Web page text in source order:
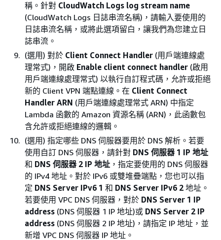
稱。針對 CloudWatch Logs log stream name
(CloudWatch Logs 日誌串流名稱)，請輸入要使用的
日誌串流名稱，或將此選項留白，讓我們為您建立日
誌串流。
(選用) 對於 Client Connect Handler (用戶端連線處
理常式)，開啟 Enable client connect handler (啟用
用戶端連線處理常式) 以執行自訂程式碼，允許或拒絕
新的 Client VPN 端點連線。在 Client Connect
Handler ARN (用戶端連線處理常式 ARN) 中指定
Lambda 函數的 Amazon 資源名稱 (ARN)，此函數包
含允許或拒絕連線的邏輯。
(選用) 指定哪些 DNS 伺服器要用於 DNS 解析。若要
使用自訂 DNS 伺服器，請針對 DNS 伺服器 1 IP 地址
和 DNS 伺服器 2 IP 地址 ，指定要使用的 DNS 伺服器
的 IPv4 地址。對於 IPv6 或雙堆疊端點，您也可以指
定 DNS Server IPv6 1 和 DNS Server IPv6 2 地址。
若要使用 VPC DNS 伺服器，對於 DNS Server 1 IP
address (DNS 伺服器 1 IP 地址)或 DNS Server 2 IP
address (DNS 伺服器 2 IP 地址)，請指定 IP 地址，並
新增 VPC DNS 伺服器 IP 地址。